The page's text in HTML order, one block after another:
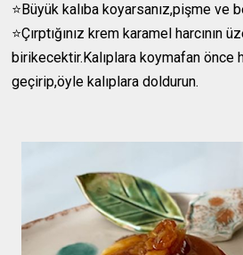
⭐️Büyük kalıba koyarsanız,pişme ve
⭐️Çırptığınız krem karamel harcının
birikecektir.Kalıplara koymafan önce
geçirip,öyle kalıplara doldurun.